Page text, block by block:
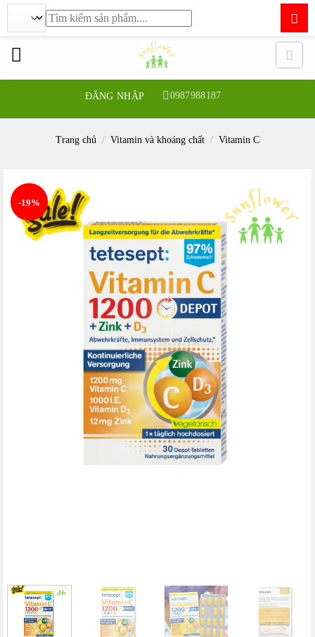
ĐĂNG NHẬP 0987988187
Tìm
kiếm:
Trang chủ / Vitamin và khoáng chất / Vitamin C
-19%